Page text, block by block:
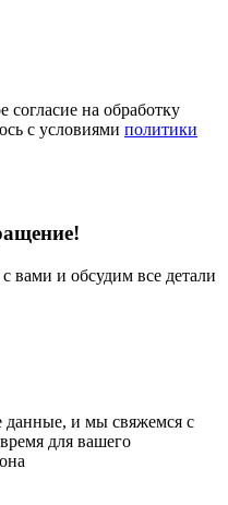
на обработку
с условиями политики
вами и обсудим все детали
данные, и мы свяжемся с
для вашего